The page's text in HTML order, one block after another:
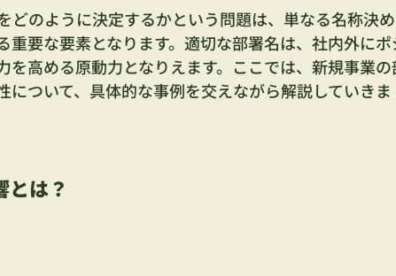
どのように決定するかという問題は、単なる名称決
重要な要素となります。適切な部署名は、社内外にポ
を高める原動力となりえます。ここでは、新規事業の
について、具体的な事例を交えながら解説していきま
とは？